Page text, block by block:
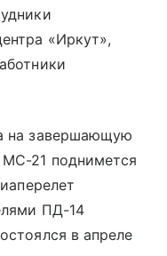
«Иркут»,
на завершающую
21 поднимется
ПД-14
в апреле